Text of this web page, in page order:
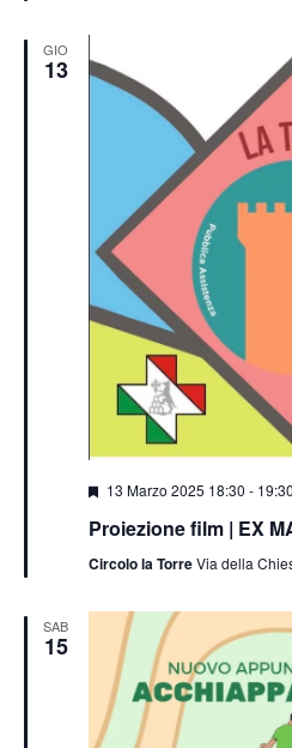
GIO
13
Segnalati
13 Marzo 2025 18:30 - 19:30
Proiezione film | EX
Circolo la TorreVia della
SAB
15